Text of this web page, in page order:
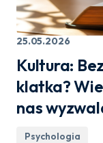
25.05.2026
Kultura:
klatka?
nas
Psychologia